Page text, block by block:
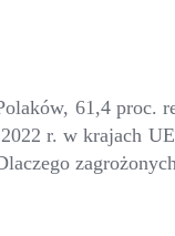
61,4 proc.
r. w krajach